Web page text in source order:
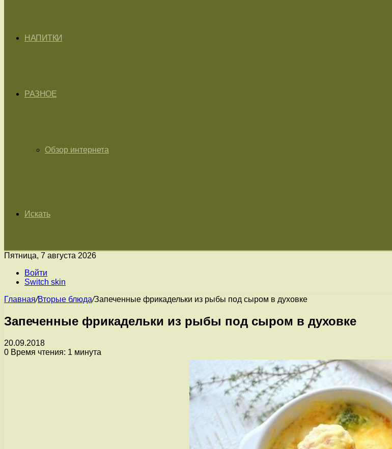
НАПИТКИ
РАЗНОЕ
Обзор интернета
Искать
Пятница, 7 августа 2026
Войти
Switch skin
Главная/Вторые блюда/Запеченные фрикадельки из рыбы под сыром в духовке
Запеченные фрикадельки из рыбы под сыром в духовке
20.09.2018
0 Время чтения: 1 минута